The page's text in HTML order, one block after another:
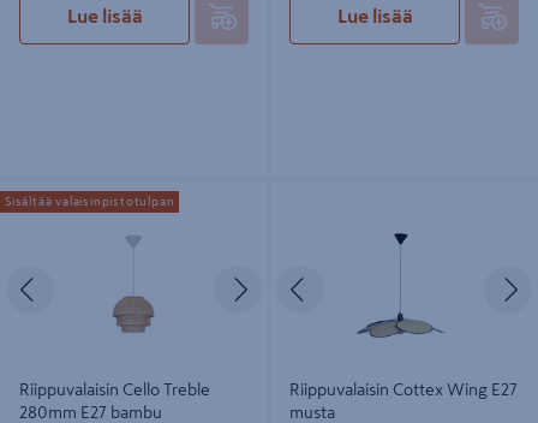
Lue lisää Lue lisää
Riippuvalaisin Cello Treble 280mm
E27 bambu
Seuraava
Riippuvalaisin Cello Treble
280mm E27 bambu
Sisältää valaisinpistotulpan
Riippuvalaisin Cottex Wing E27
musta